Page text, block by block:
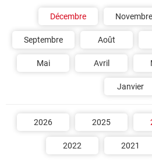
Décembre Novembre
Septembre Août
Mai Avril
Janvier
2026 2025
2022 2021